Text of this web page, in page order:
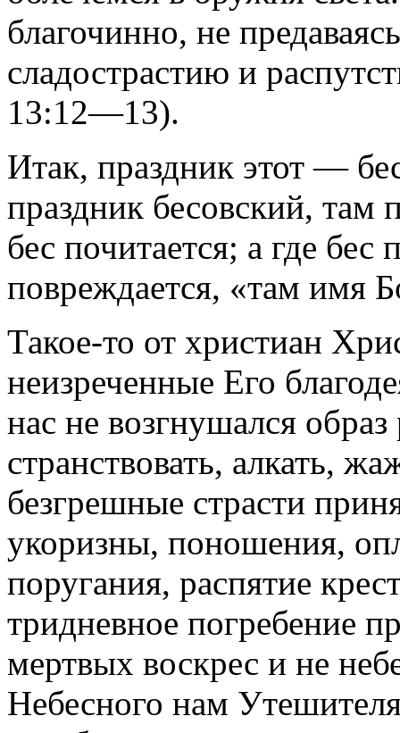
благочинно, не
сладострастию и
13:12—13).
Итак, праздник этот —
праздник бесовский, там
бес почитается; а где бес
повреждается, «там имя
Такое-то от христиан
неизреченные Его
нас не возгнушался
странствовать, алкать,
безгрешные страсти
укоризны, поношения,
поругания, распятие
тридневное погребение
мертвых воскрес и не
Небесного нам